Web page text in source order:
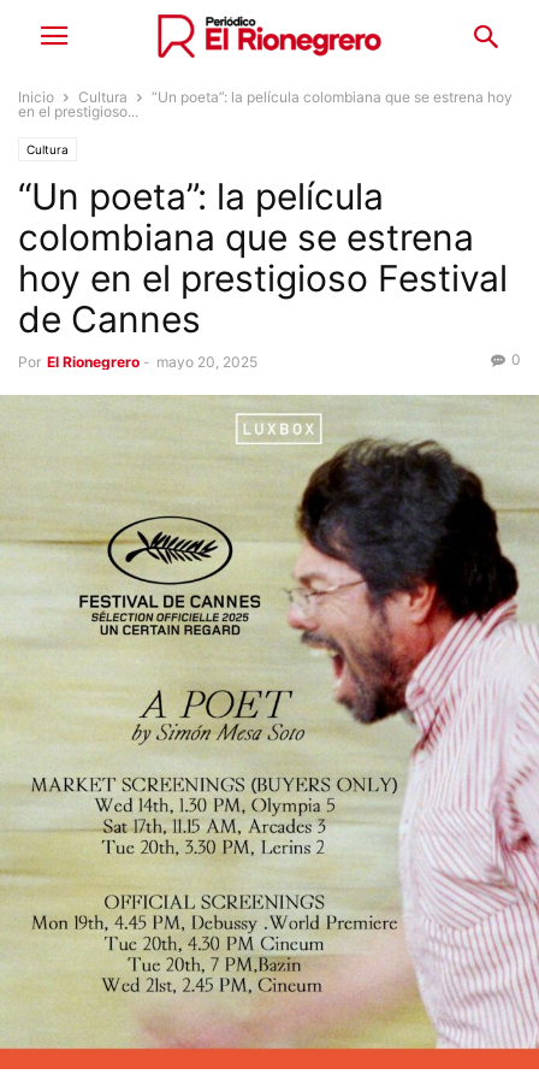
Inicio Cultura
“Un poeta”: la película colombiana que se estrena hoy
en el prestigioso...
Cultura
“Un poeta”: la película
colombiana que se estrena
hoy en el prestigioso Festival
de Cannes
Por El Rionegrero - mayo 20, 2025 0